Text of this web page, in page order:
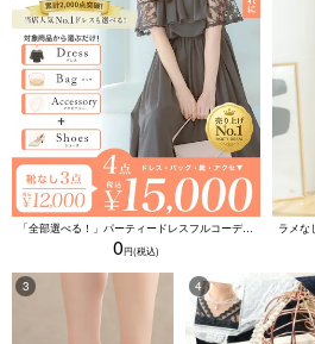
「全部選べる！」パーティードレスフルコーデセット (ドレス1点＋バッグ1点＋アクセ1点+靴1足/4点15000円(税込)/靴なしで12000円(税込))
0